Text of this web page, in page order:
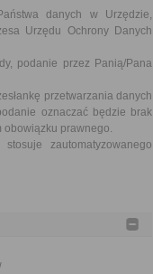
danych w Urzędzie,
Urzędu Ochrony Danych
podanie przez Panią/Pana
przetwarzania danych
oznaczać będzie brak
obowiązku prawnego.
zautomatyzowanego